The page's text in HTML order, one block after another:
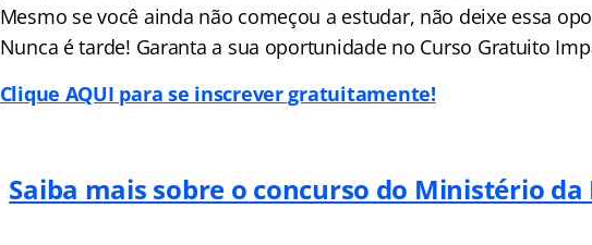
Mesmo se você ainda não começou a estudar, não deixe essa
Nunca é tarde! Garanta a sua oportunidade no Curso Gratuito
Clique AQUI para se inscrever gratuitamente!
Saiba mais sobre o concurso do Ministério da